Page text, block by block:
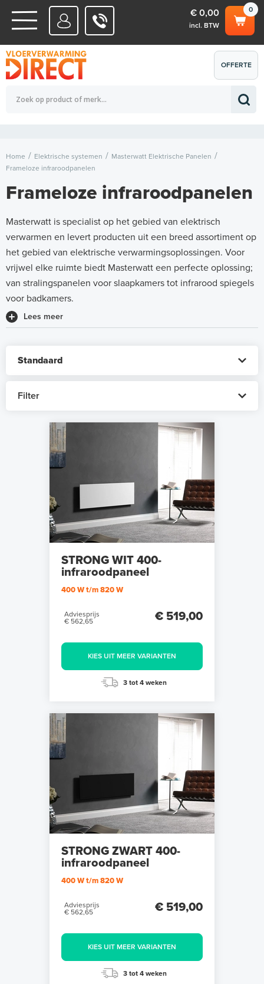
WATERSYSTEMEN
ELEKTRISCHE SYSTEMEN
0
€ 0,00
incl. BTW
Totaalbedrag (incl. BTW) € 0,00
OFFERTE
AANVRAGEN
Home Elektrische systemen
Masterwatt Elektrische Panelen
Frameloze infraroodpanelen
Frameloze infraroodpanelen
Masterwatt is specialist op het gebied van elektrisch
verwarmen en levert producten uit een breed assortiment op
het gebied van elektrische verwarmingsoplossingen.​​​​​​ Voor
vrijwel elke ruimte biedt Masterwatt een perfecte oplossing;
van stralingspanelen voor slaapkamers tot infrarood spiegels
voor badkamers.
Lees meer
Filter
STRONG WIT 400-
infraroodpaneel
400 W t/m 820 W
Adviesprijs
€ 562,65
€ 519,00
KIES UIT MEER VARIANTEN
3 tot 4 weken
STRONG ZWART 400-
infraroodpaneel
400 W t/m 820 W
Adviesprijs
€ 562,65
€ 519,00
KIES UIT MEER VARIANTEN
3 tot 4 weken